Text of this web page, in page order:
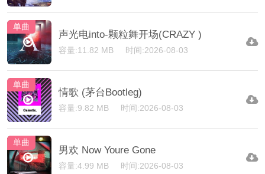
单曲
声光电into-颗粒舞开场(CRAZY )
容量:11.82 MB 时间:2026-08-03
单曲
情歌 (茅台Bootleg)
容量:9.82 MB 时间:2026-08-03
单曲
男欢 Now Youre Gone
容量:4.99 MB 时间:2026-08-03